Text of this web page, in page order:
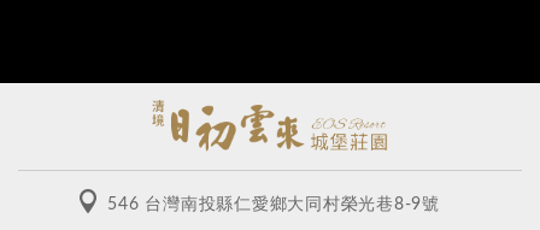
546 台灣南投縣仁愛鄉大同村榮光巷8-9號